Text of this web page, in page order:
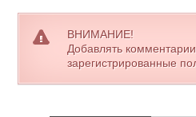
ВНИМАНИЕ!
Добавлять
зарегистрированные